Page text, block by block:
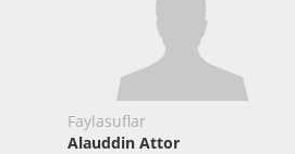
Faylasuflar
Alauddin Attor